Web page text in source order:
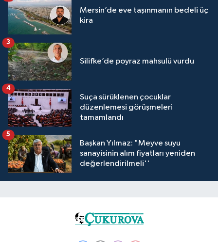
Mersin’de eve taşınmanın bedeli üç
kira
Silifke’de poyraz mahsulü vurdu
3
Suça sürüklenen çocuklar
düzenlemesi görüşmeleri
tamamlandı
4
Başkan Yılmaz: "Meyve suyu
sanayisinin alım fiyatları yeniden
değerlendirilmeli''
5